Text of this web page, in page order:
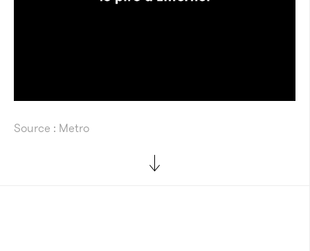
Source : Metro